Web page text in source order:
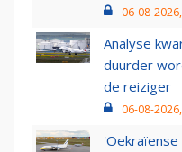
06-08-
Analyse
duurder
de reiziger
06-08-